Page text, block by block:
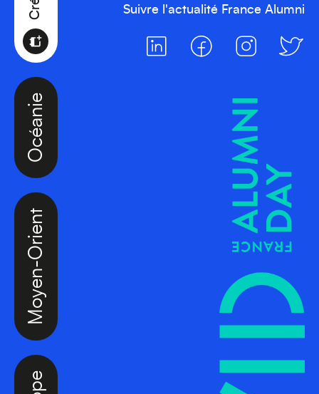
Europe
Moyen-Orient
Océanie
Suivre l'actualité France Alumni